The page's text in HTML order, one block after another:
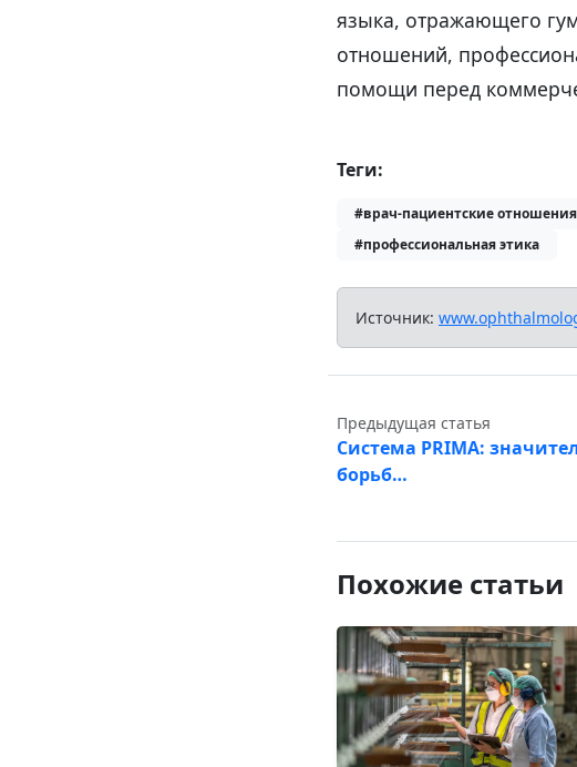
языка, отражающего
отношений,
помощи перед
Теги:
#врач-пациентские отношения
#профессиональная этика
Источник:
Предыдущая статья
Система PRIMA:
борьб…
Похожие статьи